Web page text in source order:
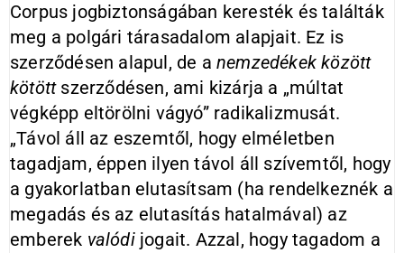
Corpus jogbiztonságában keresték és találták
meg a polgári tárasadalom alapjait. Ez is
szerződésen alapul, de a nemzedékek között
kötött szerződésen, ami kizárja a „múltat
végképp eltörölni vágyó” radikalizmusát.
„Távol áll az eszemtől, hogy elméletben
tagadjam, éppen ilyen távol áll szívemtől, hogy
a gyakorlatban elutasítsam (ha rendelkeznék a
megadás és az elutasítás hatalmával) az
emberek valódijogait. Azzal, hogy tagadom a